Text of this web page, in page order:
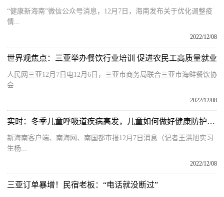
“健康新海南”微信公众号消息，12月7日，海南发布关于优化调整疫
情...
2022/12/08
世界观焦点：三亚举办餐饮行业培训 促进农民工高质量就业
人民网三亚12月7日电12月6日，三亚市商务局联合三亚市海鲜餐饮协
会...
2022/12/08
实时：冬季儿童呼吸道疾病高发，儿童如何做好健康防护？海南权威专家解答
新海南客户端、南海网、南国都市报12月7日消息（记者王洪旭实习
生杨...
2022/12/08
三亚订单暴增！民宿老板：“电话就没断过”